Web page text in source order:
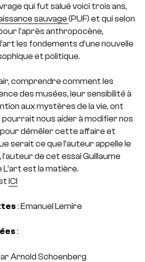
qui fut salué voici trois ans,
sauvage(PUF) et qui selon
l’après anthropocène,
les fondements d’une nouvelle
et politique.
comprendre comment les
des musées, leur sensibilité à
aux mystères de la vie, ont
pourrait nous aider à modifier nos
démêler cette affaire et
serait ce que l’auteur appelle le
de cet essai Guillaume
L’art est la matière.
ICI
: Emanuel Lemire
:
Arnold Schoenberg